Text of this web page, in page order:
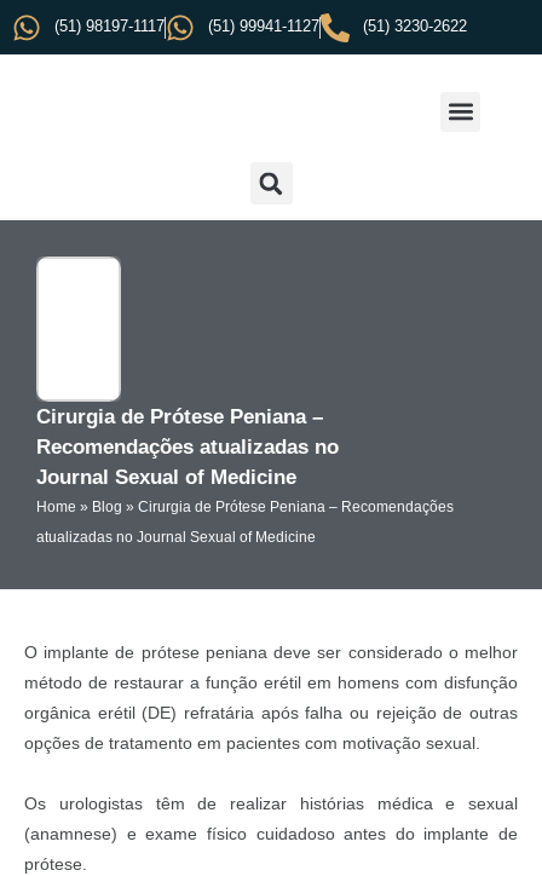
(51) 98197-1117 (51) 99941-1127 (51) 3230-2622
Cirurgia de Prótese Peniana –
Recomendações atualizadas no
Journal Sexual of Medicine
Home » Blog » Cirurgia de Prótese Peniana – Recomendações
atualizadas no Journal Sexual of Medicine
O implante de prótese peniana deve ser considerado o melhor
método de restaurar a função erétil em homens com disfunção
orgânica erétil (DE) refratária após falha ou rejeição de outras
opções de tratamento em pacientes com motivação sexual.
Os urologistas têm de realizar histórias médica e sexual
(anamnese) e exame físico cuidadoso antes do implante de
prótese.